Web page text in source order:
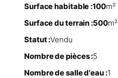
Surface habitable :100m²
Surface du terrain :500m²
Statut :Vendu
Nombre de pièces :5
Nombre de salle d'eau :1